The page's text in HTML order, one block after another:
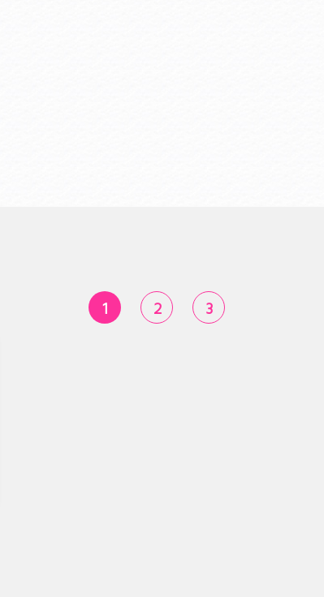
1 2 3